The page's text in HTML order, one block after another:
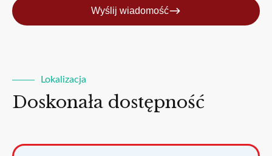
Wyślij wiadomość
Lokalizacja
Doskonała dostępność